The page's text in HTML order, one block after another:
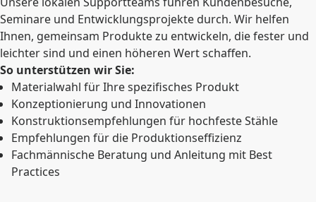
Seminare und Entwicklungsprojekte durch. Wir helfen
Ihnen, gemeinsam Produkte zu entwickeln, die fester und
leichter sind und einen höheren Wert schaffen.
So unterstützen wir Sie:
Materialwahl für Ihre spezifisches Produkt
Konzeptionierung und Innovationen
Konstruktionsempfehlungen für hochfeste Stähle
Empfehlungen für die Produktionseffizienz
Fachmännische Beratung und Anleitung mit Best
Practices